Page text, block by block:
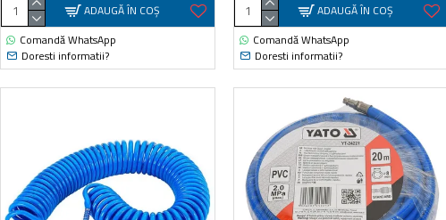
ADAUGĂ ÎN COŞ
Comandă WhatsApp
Doresti informatii?
ADAUGĂ ÎN COŞ
Comandă WhatsApp
Doresti informatii?